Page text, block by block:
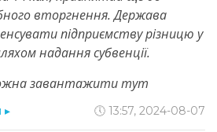
вторгнення. Держава
підприємству різницю у
надання субвенції.
завантажити тут
▸ 🕔 13:57, 2024-08-07